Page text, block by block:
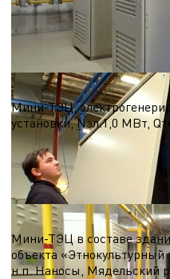
Nэл.
Qтеп.
ТЭЦ, Мини-ТЭЦ на базе микро-ГТУ
Мини-ТЭЦ,
установки, Nэл.1,0 МВт,
1,0 МВт
Qтеп.
1,5 МВт
ТЭЦ, Мини-ТЭЦ на базе микро-ГТУ
Мини-ТЭЦ в составе
объекта «Этнокультурный
н.п. Наносы, Мядельский